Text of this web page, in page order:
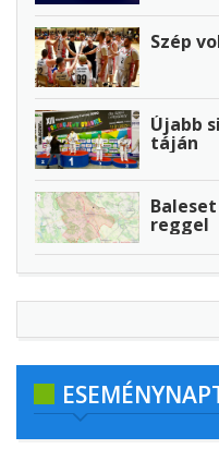
Szép
Újabb
táján
reggel